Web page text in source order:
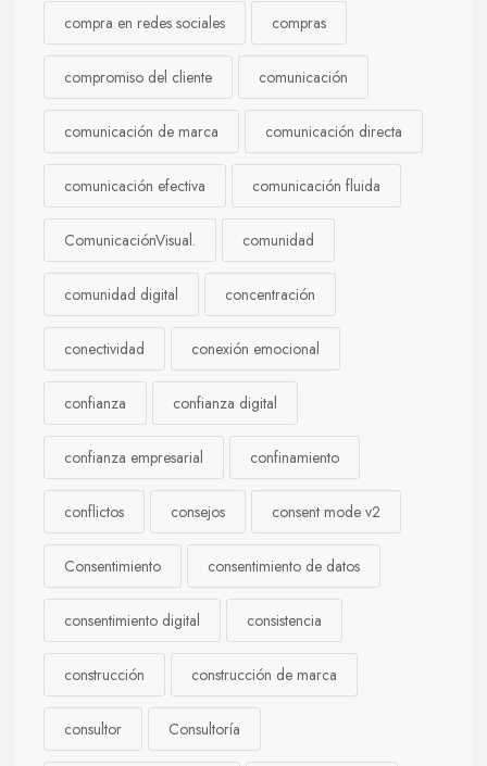
compra en redes sociales compras
compromiso del cliente comunicación
comunicación de marca comunicación directa
comunicación efectiva comunicación fluida
ComunicaciónVisual. comunidad
comunidad digital concentración
conectividad conexión emocional
confianza confianza digital
confianza empresarial confinamiento
conflictos consejos consent mode v2
Consentimiento consentimiento de datos
consentimiento digital consistencia
construcción construcción de marca
consultor Consultoría